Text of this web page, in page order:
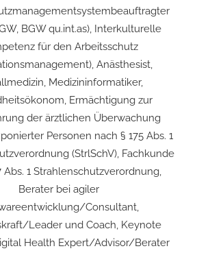
BGW qu.int.as), Interkulturelle
für den Arbeitsschutz
Anästhesist,
Medizininformatiker,
Ermächtigung zur
der ärztlichen Überwachung
Personen nach § 175 Abs. 1
(StrlSchV), Fachkunde
Abs. 1 Strahlenschutzverordnung,
Berater bei agiler
Consultant,
Leader und Coach, Keynote
Health Expert/Advisor/Berater